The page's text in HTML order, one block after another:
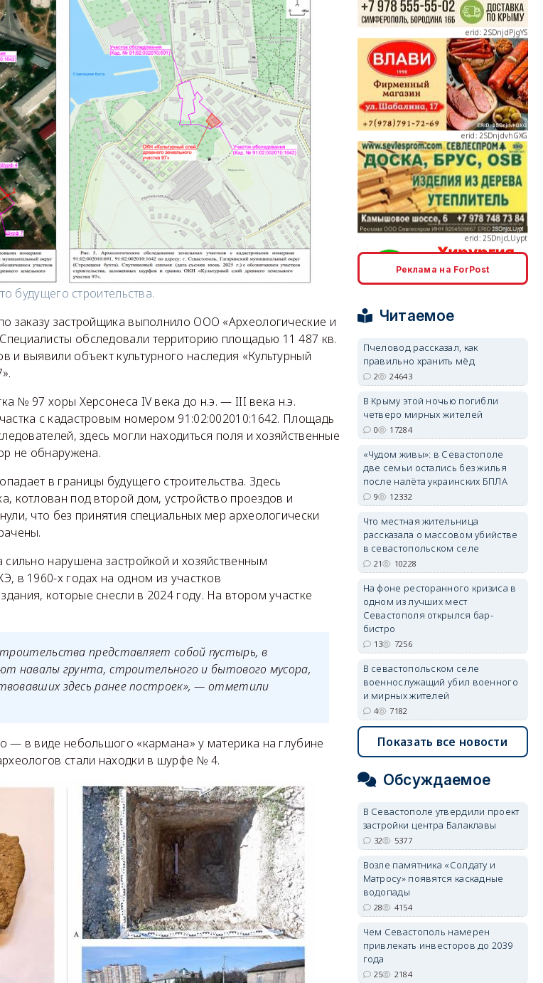
будущего строительства.
заказу застройщика выполнило ООО «Археологические и
обследовали территорию площадью 11 487 кв.
выявили объект культурного наследия «Культурный
№ 97 хоры Херсонеса IV века до н.э. — III века н.э.
с кадастровым номером 91:02:002010:1642. Площадь
здесь могли находиться поля и хозяйственные
не обнаружена.
в границы будущего строительства. Здесь
котлован под второй дом, устройство проездов и
что без принятия специальных мер археологически
нарушена застройкой и хозяйственным
в 1960-х годах на одном из участков
которые снесли в 2024 году. На втором участке
представляет собой пустырь, в
навалы грунта, строительного и бытового мусора,
здесь ранее построек», — отметили
— в виде небольшого «кармана» у материка на глубине
стали находки в шурфе № 4.
erid: 2SDnjdvhGXG
erid: 2SDnjcLUypt
erid: 2SDnjdvhGXG
Реклама на ForPost
Читаемое
Пчеловод рассказал, как
правильно хранить мёд
2 24643
В Крыму этой ночью погибли
четверо мирных жителей
0 17284
«Чудом живы»: в Севастополе
две семьи остались без жилья
после налёта украинских БПЛА
9 12332
Что местная жительница
рассказала о массовом убийстве
в севастопольском селе
21 10228
На фоне ресторанного кризиса в
одном из лучших мест
Севастополя открылся бар-
бистро
13 7256
В севастопольском селе
военнослужащий убил военного
и мирных жителей
4 7182
Показать все новости
Обсуждаемое
В Севастополе утвердили проект
застройки центра Балаклавы
32 5377
Возле памятника «Солдату и
Матросу» появятся каскадные
водопады
28 4154
Чем Севастополь намерен
привлекать инвесторов до 2039
года
25 2184